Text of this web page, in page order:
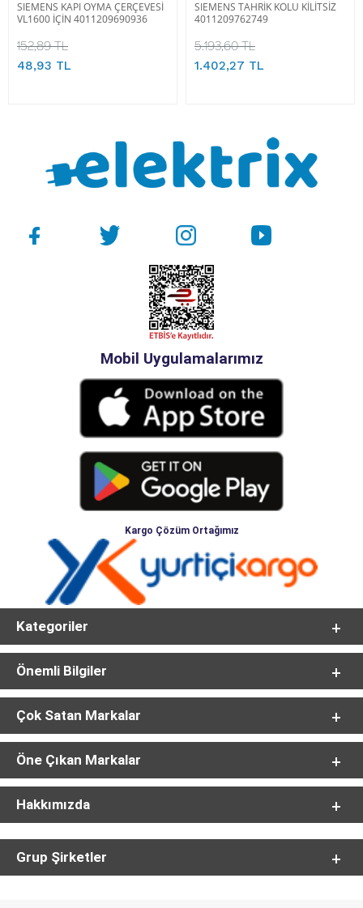
SIEMENS KAPI OYMA ÇERÇEVESİ
VL1600 İÇİN 4011209690936
152,89 TL
48,93 TL
SIEMENS TAHRİK KOLU KİLİTSİZ
4011209762749
5.193,60 TL
1.402,27 TL
Mobil Uygulamalarımız
Kargo Çözüm Ortağımız
Kategoriler
Önemli Bilgiler
Çok Satan Markalar
Öne Çıkan Markalar
Hakkımızda
Grup Şirketler